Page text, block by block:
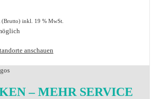
(Brutto) inkl. 19 % MwSt.
anschauen
– MEHR SERVICE